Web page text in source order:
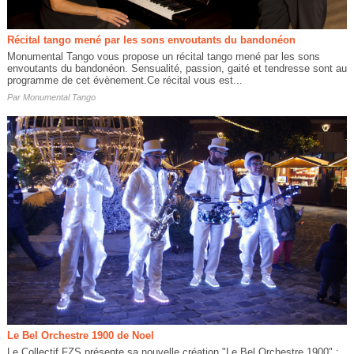
Récital tango mené par les sons envoutants du bandonéon
Monumental Tango vous propose un récital tango mené par les sons
envoutants du bandonéon. Sensualité, passion, gaité et tendresse sont au
programme de cet évènement.Ce récital vous est...
Par Monumental Tango
Le Bel Orchestre 1900 de Noel